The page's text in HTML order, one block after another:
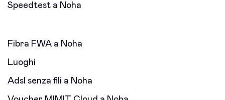
Speedtest a Noha
Fibra FWA a Noha
Luoghi
Adsl senza fili a Noha